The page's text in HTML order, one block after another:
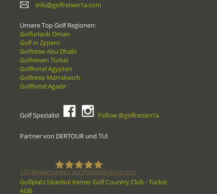
info@golfreisen1a.com
Unsere Top Golf Regionen:
Golfurlaub Oman
Golf in Zypern
Golfreise Abu Dhabi
Golfreisen Türkei
Golfhotel Ägypten
Golfreise Marrakesch
Golfhotel Agadir
Golf Spezialist Follow @golfreisen1a
Partner von DERTOUR und TUI
121 Bewertungen auf ProvenExpert.com
Golfplatz Istanbul Kemer Golf Country Club - Türkei
AGB